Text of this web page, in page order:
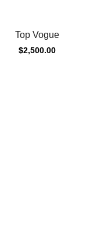
Top Vogue
$2,500.00